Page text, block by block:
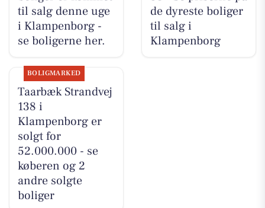
til salg denne uge
i Klampenborg -
se boligerne her.
de dyreste boliger
til salg i
Klampenborg
BOLIGMARKED
Taarbæk Strandvej
138 i
Klampenborg er
solgt for
52.000.000 - se
køberen og 2
andre solgte
boliger